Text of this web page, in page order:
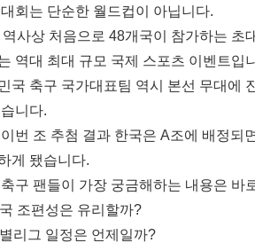
회는 단순한 월드컵이 아닙니다.
역사상 처음으로 48개국이 참가하는 초
역대 최대 규모 국제 스포츠 이벤트입
국 축구 국가대표팀 역시 본선 무대에
니다.
번 조 추첨 결과 한국은 A조에 배정되
게 됐습니다.
구 팬들이 가장 궁금해하는 내용은 바
조편성은 유리할까?
리그 일정은 언제일까?